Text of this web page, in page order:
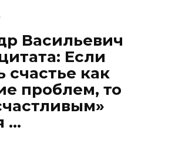
Васильевич
Если
счастье как
проблем, то
…